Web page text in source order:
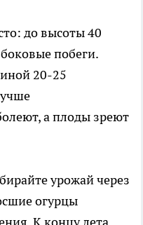
до высоты 40
побеги.
20-25
а плоды зреют
урожай через
огурцы